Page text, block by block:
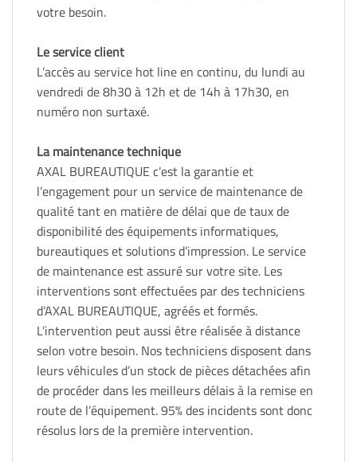
votre besoin.
Le service client
L’accès au service hot line en continu, du lundi au
vendredi de 8h30 à 12h et de 14h à 17h30, en
numéro non surtaxé.
La maintenance technique
AXAL BUREAUTIQUE c’est la garantie et
l’engagement pour un service de maintenance de
qualité tant en matière de délai que de taux de
disponibilité des équipements informatiques,
bureautiques et solutions d’impression. Le service
de maintenance est assuré sur votre site. Les
interventions sont effectuées par des techniciens
d’AXAL BUREAUTIQUE, agréés et formés.
L’intervention peut aussi être réalisée à distance
selon votre besoin. Nos techniciens disposent dans
leurs véhicules d’un stock de pièces détachées afin
de procéder dans les meilleurs délais à la remise en
route de l’équipement. 95% des incidents sont donc
résolus lors de la première intervention.